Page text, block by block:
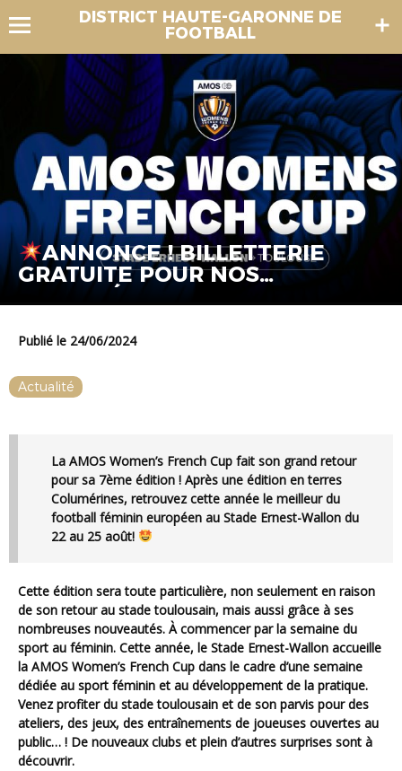
DISTRICT HAUTE-GARONNE DE
FOOTBALL
ANNONCE ! BILLETTERIE
GRATUITE POUR NOS
LICENCIÉS.
Publié le 24/06/2024
Actualité
La AMOS Women’s French Cup fait son grand retour
pour sa 7ème édition ! Après une édition en terres
Columérines, retrouvez cette année le meilleur du
football féminin européen au Stade Ernest-Wallon du
22 au 25 août!
Cette édition sera toute particulière, non seulement en raison
de son retour au stade toulousain, mais aussi grâce à ses
nombreuses nouveautés. À commencer par la semaine du
sport au féminin. Cette année, le Stade Ernest-Wallon accueille
la AMOS Women’s French Cup dans le cadre d’une semaine
dédiée au sport féminin et au développement de la pratique.
Venez profiter du stade toulousain et de son parvis pour des
ateliers, des jeux, des entraînements de joueuses ouvertes au
public… ! De nouveaux clubs et plein d’autres surprises sont à
découvrir.